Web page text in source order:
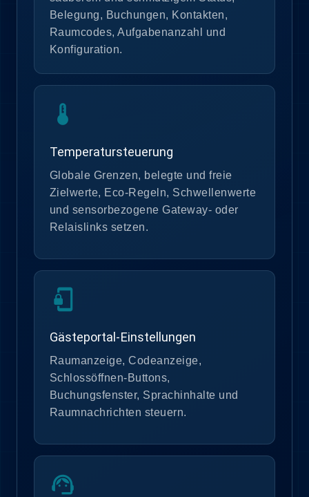
Belegung, Buchungen, Kontakten,
Raumcodes, Aufgabenanzahl und
Konfiguration.
device_thermostat
Temperatursteuerung
Globale Grenzen, belegte und freie
Zielwerte, Eco-Regeln, Schwellenwerte
und sensorbezogene Gateway- oder
Relaislinks setzen.
phonelink_lock
Gästeportal-Einstellungen
Raumanzeige, Codeanzeige,
Schlossöffnen-Buttons,
Buchungsfenster, Sprachinhalte und
Raumnachrichten steuern.
support_agent